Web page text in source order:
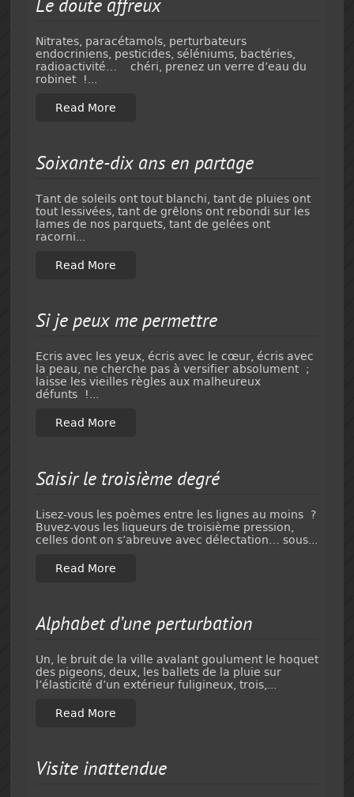
Le doute affreux
Nitrates, paracétamols, perturbateurs
endocriniens, pesticides, séléniums, bactéries,
radioactivité… chéri, prenez un verre d’eau du
robinet !...
Read More
Soixante-dix ans en partage
Tant de soleils ont tout blanchi, tant de pluies ont
tout lessivées, tant de grêlons ont rebondi sur les
lames de nos parquets, tant de gelées ont
racorni...
Read More
Si je peux me permettre
Ecris avec les yeux, écris avec le cœur, écris avec
la peau, ne cherche pas à versifier absolument ;
laisse les vieilles règles aux malheureux
défunts !...
Read More
Saisir le troisième degré
Lisez-vous les poèmes entre les lignes au moins ?
Buvez-vous les liqueurs de troisième pression,
celles dont on s’abreuve avec délectation… sous...
Read More
Alphabet d’une perturbation
Un, le bruit de la ville avalant goulument le hoquet
des pigeons, deux, les ballets de la pluie sur
l’élasticité d’un extérieur fuligineux, trois,...
Read More
Visite inattendue